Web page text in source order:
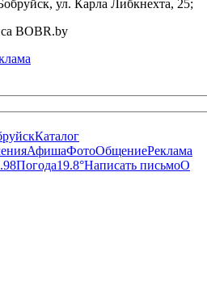
ул. Карла Либкнехта, 25;
BOBR.by
Каталог
АфишаФотоОбщениеРеклама
Погода19.8°Написать письмоО